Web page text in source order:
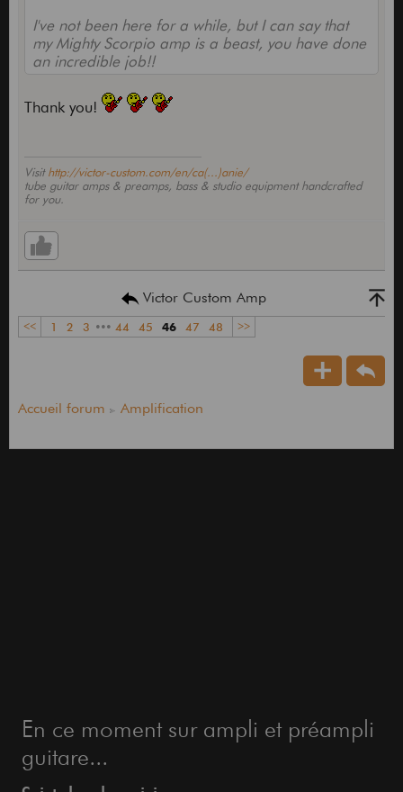
I've not been here for a while, but I can say that
my Mighty Scorpio amp is a beast, you have done
an incredible job!!
Thank you!
Visithttp://victor-custom.com/en/ca(...)anie/
tube guitar amps & preamps, bass & studio equipment handcrafted
for you.
Victor Custom Amp
<< 1 2 3 ••• 44 45 46 47 48 >>
Accueil forum Amplification
En ce moment sur ampli et préampli
guitare...